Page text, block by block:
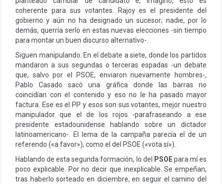
coherente para sus votantes. Rajoy es el presidente del
gobierno y aún no ha designado un sucesor; nadie, por lo
demás, querría serlo en estas nuevas elecciones -sin tiempo
para montar un buen discurso alternativo-.
Siguen manipulando. En el debate a siete, donde los partidos
mandaron a sus segundas o terceras espadas -un debate
que, salvo por el PSOE, enviaron nuevamente hombres-,
Pablo Casado sacó una gráfica donde las barras no
coincidían con el contenido y eso no le ha pasado mayor
factura. Ese es el PP y esos son sus votantes, mejor nuestro
manipulador que el de los rojos -parafraseando a ese
presidente estadounidense hablando sobre un dictador
latinoamericano-. El lema de la campaña parecía el de un
referendo («a favor»), como el del PSOE («vota sí»).
Hablando de esta segunda formación, lo del
PSOEpara mí es
poco explicable. Por no decir que inexplicable. Se empeñan,
tras haberlo sorteado en diciembre, en seguir el camino del